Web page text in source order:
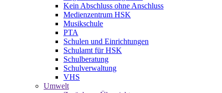
Kein Abschluss ohne Anschluss
Medienzentrum HSK
Musikschule
PTA
Schulen und Einrichtungen
Schulamt für HSK
Schulberatung
Schulverwaltung
VHS
Umwelt